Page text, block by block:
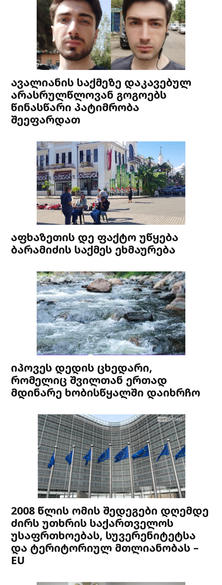
ავალიანის საქმეზე დაკავებულ
არასრულწლოვან გოგოებს
წინასწარი პატიმრობა
შეეფარდათ
აფხაზეთის დე ფაქტო უწყება
ბარამიძის საქმეს ეხმაურება
იპოვეს დედის ცხედარი,
რომელიც შვილთან ერთად
მდინარე ხობისწყალში დაიხრჩო
2008 წლის ომის შედეგები დღემდე
ძირს უთხრის საქართველოს
უსაფრთხოებას, სუვერენიტეტსა
და ტერიტორიულ მთლიანობას –
EU